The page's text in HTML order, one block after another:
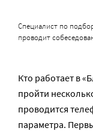
Специалист по
проводит
Кто работает в
пройти
проводится
параметра.